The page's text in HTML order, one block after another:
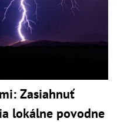
Zasiahnuť
lokálne povodne